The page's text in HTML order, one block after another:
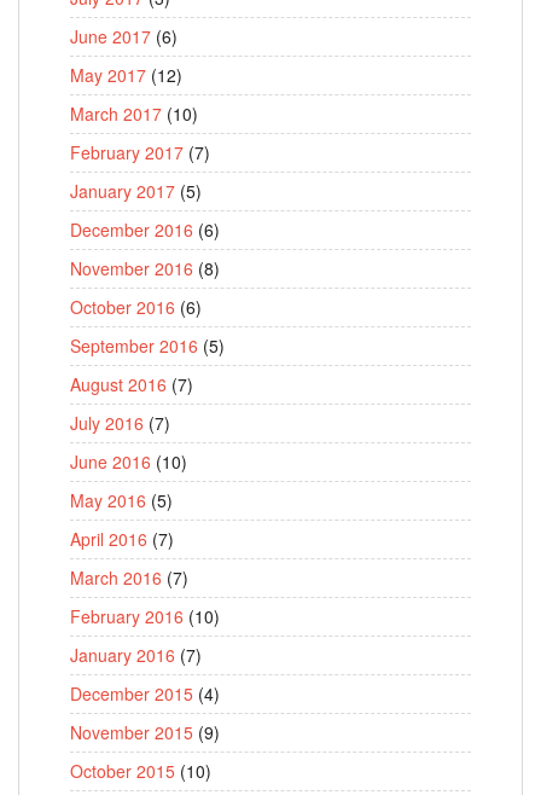
June 2017 (6)
May 2017 (12)
March 2017 (10)
February 2017 (7)
January 2017 (5)
December 2016 (6)
November 2016 (8)
October 2016 (6)
September 2016 (5)
August 2016 (7)
July 2016 (7)
June 2016 (10)
May 2016 (5)
April 2016 (7)
March 2016 (7)
February 2016 (10)
January 2016 (7)
December 2015 (4)
November 2015 (9)
October 2015 (10)